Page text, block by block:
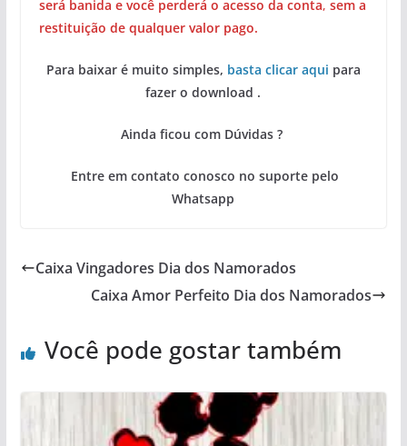
será banida e você perderá o acesso da conta, sem a
restituição de qualquer valor pago.
Para baixar é muito simples, basta clicar aqui para
fazer o download .
Ainda ficou com Dúvidas ?
Entre em contato conosco no suporte pelo
Whatsapp
Caixa Vingadores Dia dos Namorados
Caixa Amor Perfeito Dia dos Namorados
Você pode gostar também